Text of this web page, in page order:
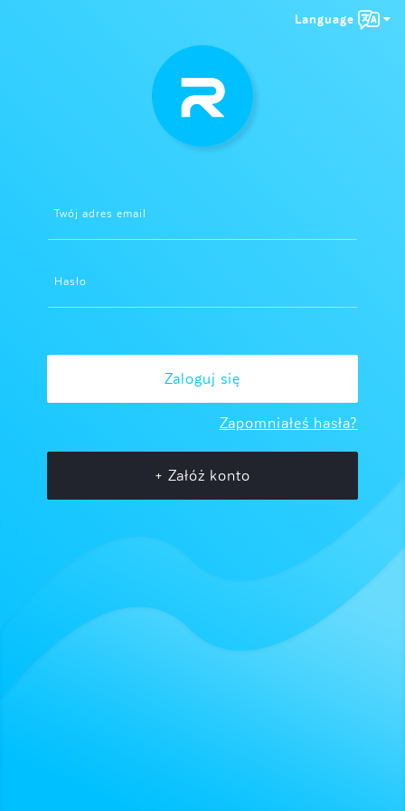
Language
Twój adres email
Hasło
Zaloguj się
Zapomniałeś hasła?
+ Załóż konto